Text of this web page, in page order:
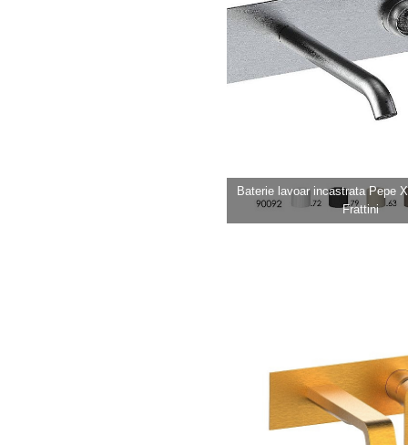
Baterie lavoar incastrata Pepe
Frattini